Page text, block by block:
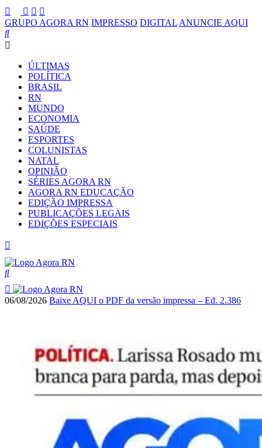
GRUPO AGORA RN IMPRESSO DIGITAL ANUNCIE AQUI
ÚLTIMAS
POLÍTICA
BRASIL
RN
MUNDO
ECONOMIA
SAÚDE
ESPORTES
COLUNISTAS
NATAL
OPINIÃO
SÉRIES AGORA RN
AGORA RN EDUCAÇÃO
EDIÇÃO IMPRESSA
PUBLICAÇÕES LEGAIS
EDIÇÕES ESPECIAIS
06/08/2026 Baixe AQUI o PDF da versão impressa – Ed. 2.386